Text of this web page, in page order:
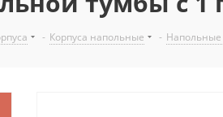
- Корпуса напольные - Напольные